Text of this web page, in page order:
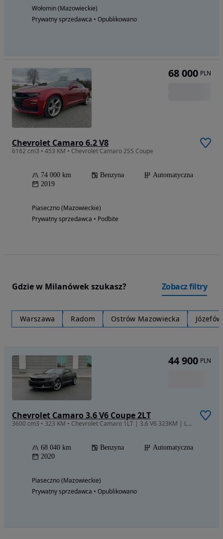
Wołomin (Mazowieckie)
Prywatny sprzedawca • Opublikowano
Chevrolet Camaro 6.2 V8
6162 cm3 • 453 KM • Chevrolet Camaro 2SS Coupe
74 000 km Benzyna
Automatyczna
2019
Piaseczno (Mazowieckie)
Prywatny sprzedawca • Podbite
68 000 PLN
Gdzie w Milanówek szukasz? Zobacz filtry
Warszawa Radom Ostrów Mazowiecka Józefów
Chevrolet Camaro 3.6 V6 Coupe 2LT
3600 cm3 • 323 KM • Chevrolet Camaro 1LT | 3.6 V6 323KM | LED | RWD | 2020
68 040 km Benzyna
Automatyczna
2020
Piaseczno (Mazowieckie)
Prywatny sprzedawca • Opublikowano
44 900 PLN